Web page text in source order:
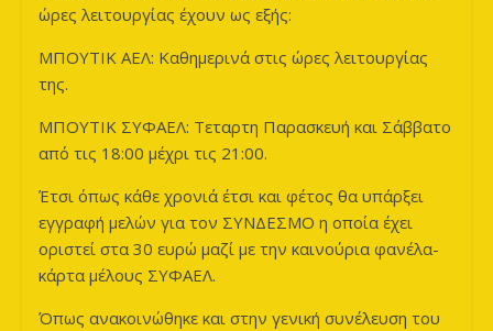
ώρες λειτουργίας έχουν ως εξής:
ΜΠΟΥΤΙΚ ΑΕΛ: Καθημερινά στις ώρες λειτουργίας
της.
ΜΠΟΥΤΙΚ ΣΥΦΑΕΛ: Τεταρτη Παρασκευή και Σάββατο
από τις 18:00 μέχρι τις 21:00.
Έτσι όπως κάθε χρονιά έτσι και φέτος θα υπάρξει
εγγραφή μελών για τον ΣΥΝΔΕΣΜΟ η οποία έχει
οριστεί στα 30 ευρώ μαζί με την καινούρια φανέλα-
κάρτα μέλους ΣΥΦΑΕΛ.
Όπως ανακοινώθηκε και στην γενική συνέλευση του